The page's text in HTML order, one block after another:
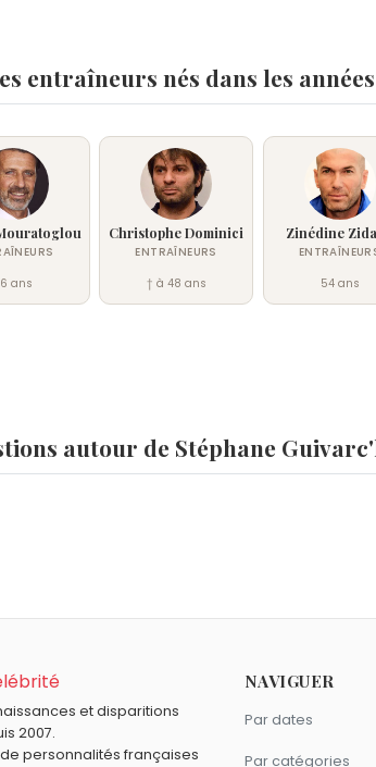
entraîneurs nés dans les
ans
Christophe Dominici
ENTRAÎNEURS
† à 48 ans
Zinédine
54 ans
autour de Stéphane
,Gérard Houllier Christophe Galtier
et disparitions
2007.
de personnalités françaises
NAVIGUER
Par dates
Par catégories